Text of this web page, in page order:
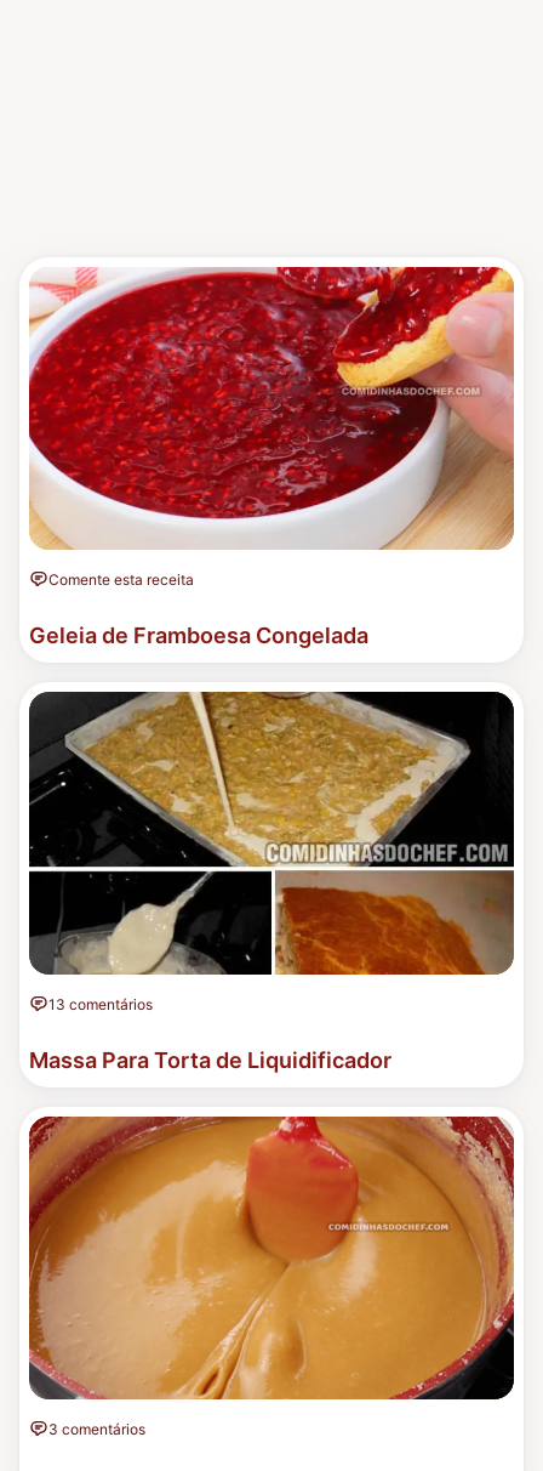
Comente esta receita
Geleia de Framboesa Congelada
13 comentários
Massa Para Torta de Liquidificador
3 comentários